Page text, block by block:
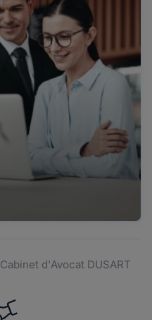
Cabinet d'Avocat DUSART